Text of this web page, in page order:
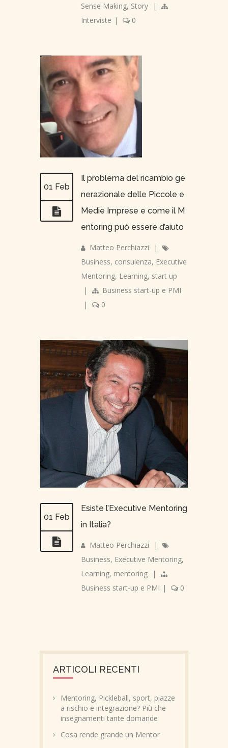
Sense Making, Story
|
Interviste | 0
01 Feb
Il problema del ricambio ge
nerazionale delle Piccole e
Medie Imprese e come il M
entoring può essere d’aiuto
Matteo Perchiazzi
|
Business, consulenza, Executive
Mentoring, Learning, start up
|
Business start-up e PMI
|
0
01 Feb
Esiste l’Executive Mentoring
in Italia?
Matteo Perchiazzi
|
Business, Executive Mentoring,
Learning, mentoring
|
Business start-up e PMI | 0
ARTICOLI RECENTI
Mentoring, Pickleball, sport, piazze
a rischio e integrazione? Più che
insegnamenti tante domande
Cosa rende grande un Mentor